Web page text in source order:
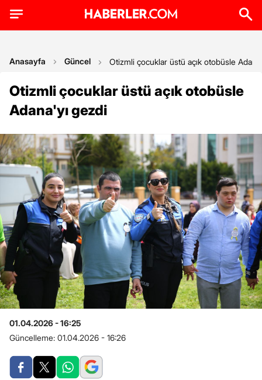
Anasayfa Güncel Otizmli çocuklar üstü açık otobüsle
Otizmli çocuklar üstü açık otobüsle
Adana'yı gezdi
01.04.2026 - 16:25
Güncelleme: 01.04.2026 - 16:26